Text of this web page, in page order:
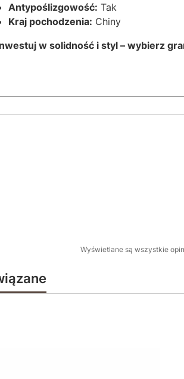
Antypoślizgowość: Tak
Kraj pochodzenia: Chiny
w solidność i styl – wybierz
Wyświetlane są wszystkie